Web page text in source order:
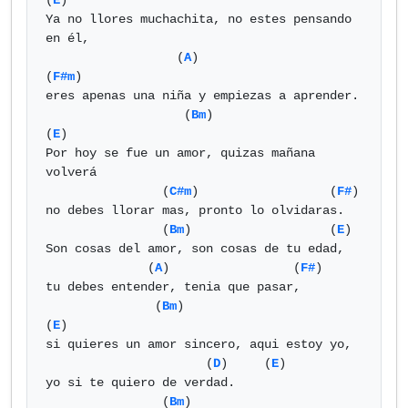
Ya no llores muchachita, no estes pensando
en él,
                  (
A)
(F#m)
eres apenas una niña y empiezas a aprender.
                   (
Bm)
(E)
Por hoy se fue un amor, quizas mañana
volverá
                (
C#m)                  (F#)
no debes llorar mas, pronto lo olvidaras.
                (
Bm)                   (E)
Son cosas del amor, son cosas de tu edad,
              (
A)                 (F#)
tu debes entender, tenia que pasar,
               (
Bm)
(E)
si quieres un amor sincero, aqui estoy yo,
                      (
D)     (E)
yo si te quiero de verdad.
                (
Bm)